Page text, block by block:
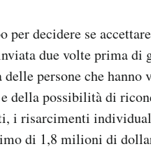
per decidere se
due volte prima di
persone che hanno
della possibilità di
i risarcimenti
di 1,8 milioni di